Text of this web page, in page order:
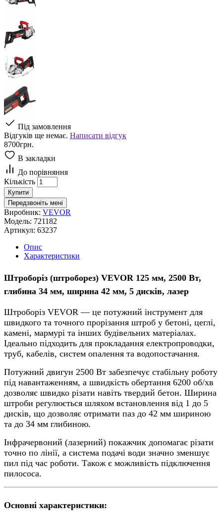
Під замовлення
Відгуків ще немає. Написати відгук
8700грн.
В закладки
До порівняння
Кількість
Купити
Передзвоніть мені
Виробник: VEVOR
Модель: 721182
Артикул: 63237
Опис
Характеристики
Штроборіз (штроборез) VEVOR 125 мм, 2500 Вт,
глибина 34 мм, ширина 42 мм, 5 дисків, лазер
Штроборіз VEVOR — це потужний інструмент для
швидкого та точного прорізання штроб у бетоні, цеглі,
камені, мармурі та інших будівельних матеріалах.
Ідеально підходить для прокладання електропроводки,
труб, кабелів, систем опалення та водопостачання.
Потужний двигун 2500 Вт забезпечує стабільну роботу
під навантаженням, а швидкість обертання 6200 об/хв
дозволяє швидко різати навіть твердий бетон. Ширина
штроби регулюється шляхом встановлення від 1 до 5
дисків, що дозволяє отримати паз до 42 мм шириною
та до 34 мм глибиною.
Інфрачервоний (лазерний) покажчик допомагає різати
точно по лінії, а система подачі води значно зменшує
пил під час роботи. Також є можливість підключення
пилососа.
Основні характеристики: